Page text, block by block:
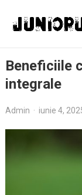
Beneficiile
integrale
Admin · iunie 4,